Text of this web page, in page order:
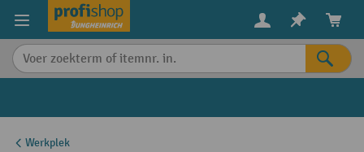
content
Werkplek